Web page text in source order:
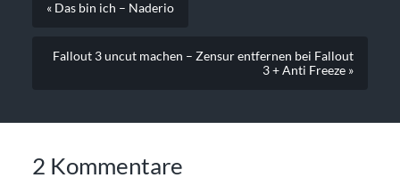
« Das bin ich – Naderio
Fallout 3 uncut machen – Zensur entfernen bei Fallout
3 + Anti Freeze »
2 Kommentare